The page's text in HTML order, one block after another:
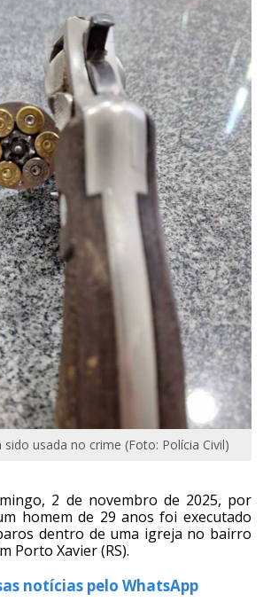
usada no crime (Foto: Polícia Civil)
2 de novembro de 2025, por
homem de 29 anos foi executado
dentro de uma igreja no bairro
Porto Xavier (RS).
notícias pelo WhatsApp